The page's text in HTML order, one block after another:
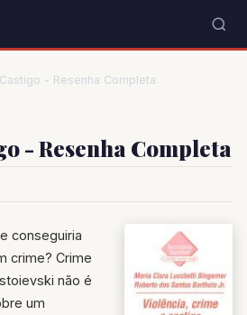
- Resenha Completa
- Resenha Completa
conseguiria
crime? Crime
não é
um